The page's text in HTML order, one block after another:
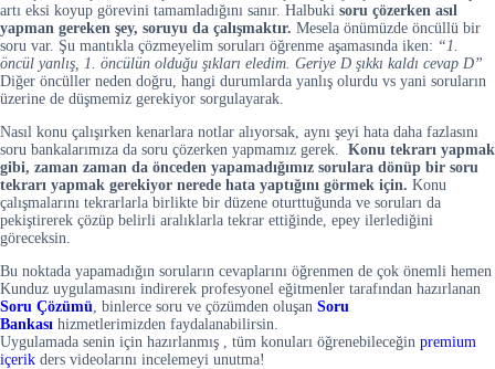
artı eksi koyup görevini tamamladığını sanır. Halbuki soru çözerken asıl
yapman gereken şey, soruyu da çalışmaktır. Mesela önümüzde öncüllü bir
soru var. Şu mantıkla çözmeyelim soruları öğrenme aşamasında iken: “1.
öncül yanlış, 1. öncülün olduğu şıkları eledim. Geriye D şıkkı kaldı cevap D”
Diğer öncüller neden doğru, hangi durumlarda yanlış olurdu vs yani soruların
üzerine de düşmemiz gerekiyor sorgulayarak.
Nasıl konu çalışırken kenarlara notlar alıyorsak, aynı şeyi hata daha fazlasını
soru bankalarımıza da soru çözerken yapmamız gerek. Konu tekrarı yapmak
gibi, zaman zaman da önceden yapamadığımız sorulara dönüp bir soru
tekrarı yapmak gerekiyor nerede hata yaptığını görmek için. Konu
çalışmalarını tekrarlarla birlikte bir düzene oturttuğunda ve soruları da
pekiştirerek çözüp belirli aralıklarla tekrar ettiğinde, epey ilerlediğini
göreceksin.
Bu noktada yapamadığın soruların cevaplarını öğrenmen de çok önemli hemen
Kunduz uygulamasını indirerek profesyonel eğitmenler tarafından hazırlanan
Soru Çözümü , binlerce soru ve çözümden oluşan Soru
Bankası hizmetlerimizden faydalanabilirsin.
Uygulamada senin için hazırlanmış , tüm konuları öğrenebileceğin premium
içerik ders videolarını incelemeyi unutma!